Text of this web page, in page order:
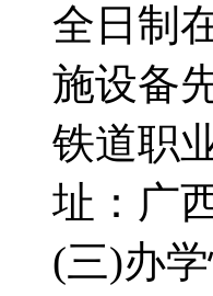
全日制
施设备
铁道职
址：广
(三)办